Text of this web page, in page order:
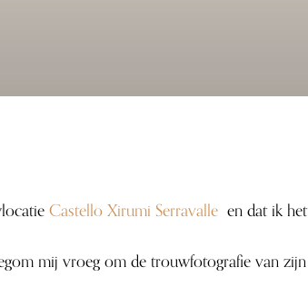
Castello Xirumi Serravalle en dat ik
mij vroeg om de trouwfotografie van